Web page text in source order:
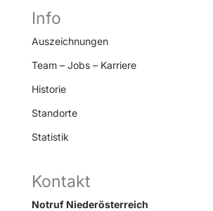
Info
Auszeichnungen
Team – Jobs – Karriere
Historie
Standorte
Statistik
Kontakt
Notruf Niederösterreich